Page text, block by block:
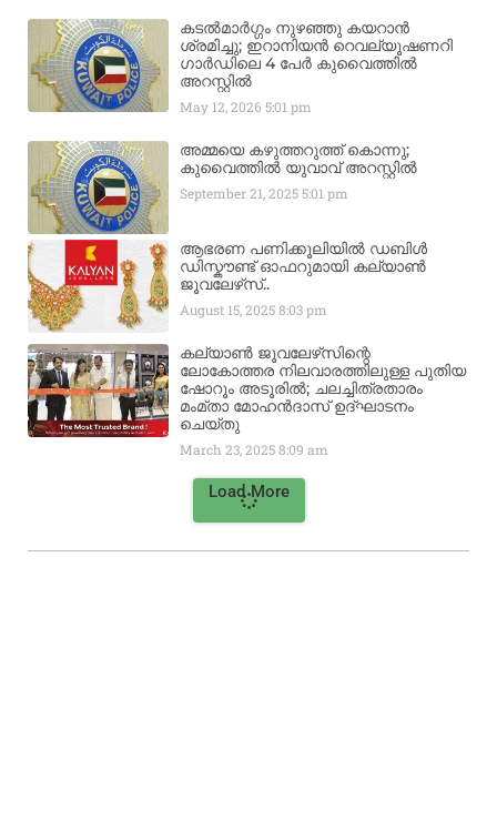
കടൽമാർഗ്ഗം നുഴഞ്ഞു കയറാൻ
ശ്രമിച്ചു; ഇറാനിയൻ റെവല്യൂഷണറി
ഗാർഡിലെ 4 പേർ കുവൈത്തിൽ
അറസ്റ്റിൽ
May 12, 20265:01 pm
അമ്മയെ കഴുത്തറുത്ത് കൊന്നു;
കുവൈത്തിൽ യുവാവ് അറസ്റ്റിൽ
September 21, 20255:01 pm
ആഭരണ പണിക്കൂലിയിൽ ഡബിൾ
ഡിസ്കൗണ്ട് ഓഫറുമായി കല്യാൺ
ജൂവലേഴ്‌സ്..
August 15, 20258:03 pm
കല്യാൺ ജൂവലേഴ്‌സിന്റെ
ലോകോത്തര നിലവാരത്തിലുള്ള പുതിയ
ഷോറൂം അടൂരിൽ; ചലച്ചിത്രതാരം
മംമ്താ മോഹൻദാസ് ഉദ്ഘാടനം
ചെയ്‌തു
March 23, 20258:09 am
Load More